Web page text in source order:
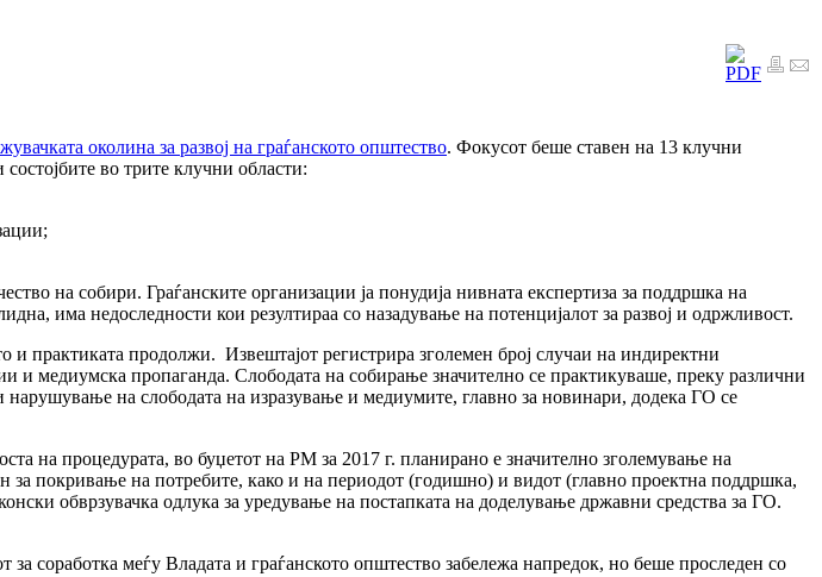
околина за развој на граѓанското општество. Фокусот беше ставен на 13 клучни
во трите клучни области:
на собири. Граѓанските организации ја понудија нивната експертиза за поддршка на
има недоследности кои резултираа со назадување на потенцијалот за развој и одржливост.
и практиката продолжи. Извештајот регистрира зголемен број случаи на индиректни
и медиумска пропаганда. Слободата на собирање значително се практикуваше, преку различни
на слободата на изразување и медиумите, главно за новинари, додека ГО се
на процедурата, во буџетот на РМ за 2017 г. планирано е значително зголемување на
за покривање на потребите, како и на периодот (годишно) и видот (главно проектна поддршка,
обврзувачка одлука за уредување на постапката на доделување државни средства за ГО.
соработка меѓу Владата и граѓанското општество забележа напредок, но беше проследен со